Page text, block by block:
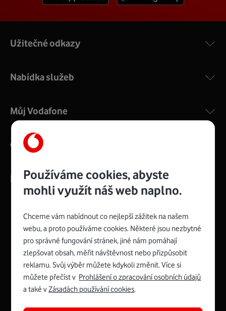
Používáme cookies, abyste
mohli využít náš web naplno.
Chceme vám nabídnout co nejlepší zážitek na našem
webu, a proto používáme cookies. Některé jsou nezbytné
pro správné fungování stránek, jiné nám pomáhají
zlepšovat obsah, měřit návštěvnost nebo přizpůsobit
reklamu. Svůj výběr můžete kdykoli změnit. Více si
můžete přečíst v Prohlášení o zpracování osobních údajů
a také vZásadách používání cookies.
Spojte se s Vodafonem
Facebook
X Instagram VodafoneLinkedIn
Užitečné odkazy
Nabídka služeb
Můj Vodafone
O nás
Kontakty
Management
and
engineering
consultancy
Academy
logo
odpovědná
roku
Platinové
ocenění
EcoVadis
Best
Buy
Award
Vodafone
má
První
zelenou
síť